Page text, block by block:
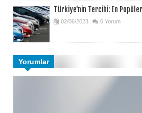
Türkiye'nin Tercihi: En
02/06/2023 0 Yorum
Yorumlar